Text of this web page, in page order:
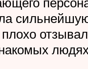
плохо